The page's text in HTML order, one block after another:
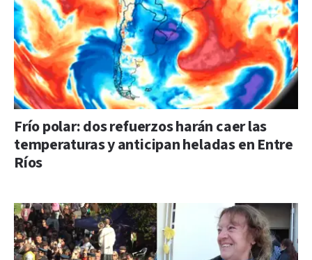
Frío polar: dos refuerzos harán caer las
temperaturas y anticipan heladas en Entre
Ríos